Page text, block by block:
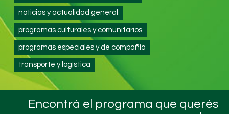
noticias y actualidad general
programas culturales y comunitarios
programas especiales y de compañía
transporte y logística
Encontrá el programa que querés